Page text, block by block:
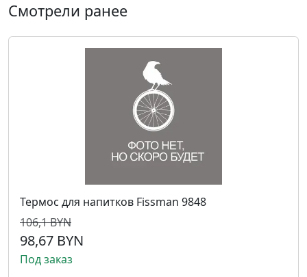
Смотрели ранее
Термос для напитков Fissman 9848
106,1 BYN
98,67 BYN
Под заказ